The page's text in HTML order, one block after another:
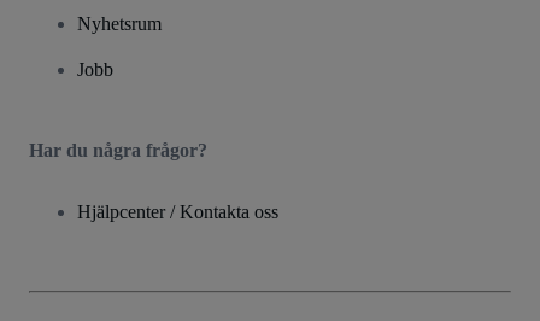
Nyhetsrum
Jobb
Har du några frågor?
Hjälpcenter / Kontakta oss